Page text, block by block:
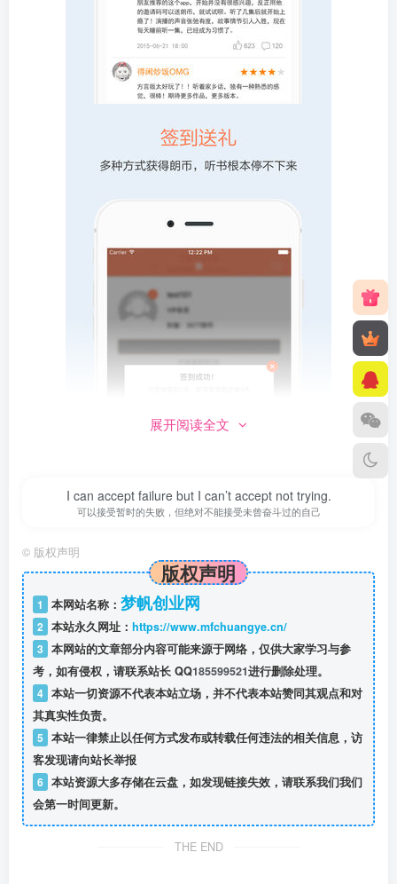
手机听书软件很多，但哪一款才适合你呢？在此小编为广大
网友推荐百听听书ios版，它是专门针对苹果手机用户而开发
的一款有声听书软件，该软件页面很清新，涵盖有声小说、
相声评书、儿童教育、等海量有声节目资源近100万种，刘
兰芳单田芳等大师作品统统都有，特别是有声听书板块，彻
底解放你的双手，让你轻松的听书，让你一次性听个够。
功能特点
1、正版优质：
展开阅读全文
I can accept failure but I can’t accept not trying.
可以接受暂时的失败，但绝对不能接受未曾奋斗过的自己
© 版权声明
版权声明
1 本网站名称： 梦帆创业网
2 本站永久网址： https://www.mfchuangye.cn/
3 本网站的文章部分内容可能来源于网络，仅供大家学习与参
考，如有侵权，请联系站长 QQ185599521进行删除处理。
4 本站一切资源不代表本站立场，并不代表本站赞同其观点和对
其真实性负责。
5 本站一律禁止以任何方式发布或转载任何违法的相关信息，访
客发现请向站长举报
6 本站资源大多存储在云盘，如发现链接失效，请联系我们我们
会第一时间更新。
THE END